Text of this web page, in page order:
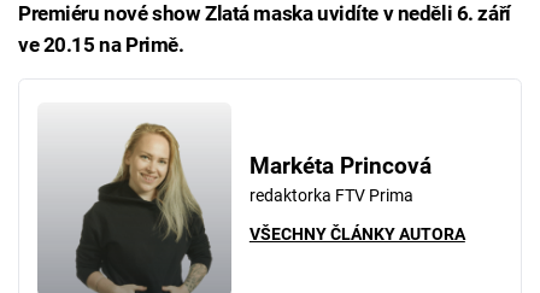
Premiéru nové show Zlatá maska uvidíte v neděli 6. září
ve 20.15 na Primě.
Markéta Princová
redaktorka FTV Prima
VŠECHNY ČLÁNKY AUTORA